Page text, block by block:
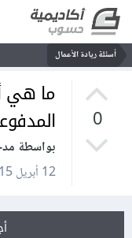
أسئلة ريادة الأعمال
0
ما هي
بواسطة
12 أبريل 2015